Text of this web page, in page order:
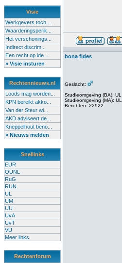
Visie
Werkgevers toch ...
Waarderingsperik...
Het verschonings...
Indirect discrim...
Een recht op ide...
» Visie insturen
Rechtennieuws.nl
Loods mag worden...
KPN bereikt akko...
Van der Steur wi...
AKD adviseert de...
Kneppelhout beno...
» Nieuws melden
Snellinks
EUR
OUNL
RuG
RUN
UL
UM
UU
UvA
UvT
VU
Meer links
Rechtenforum
bona fides
Geslacht:
Studieomgeving (BA): UL
Studieomgeving (MA): UL
Berichten: 22922